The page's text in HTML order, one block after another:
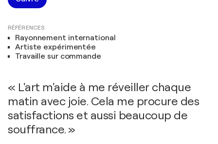
RÉFÉRENCES
Rayonnement international
Artiste expérimentée
Travaille sur commande
« L'art m'aide à me réveiller chaque
matin avec joie. Cela me procure des
satisfactions et aussi beaucoup de
souffrance. »